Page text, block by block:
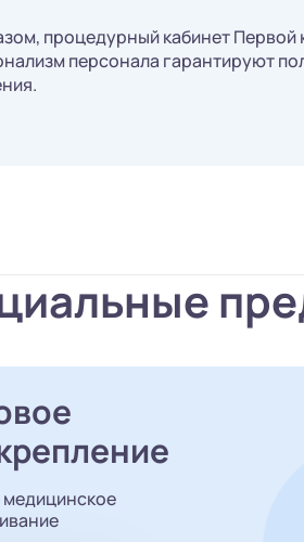
процедурный кабинет Первой
персонала гарантируют